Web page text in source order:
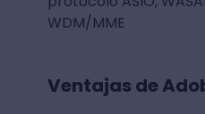
WDM/MME
Ventajas de